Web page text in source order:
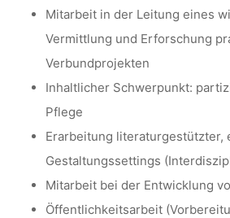
Mitarbeit in der Leitung eines
Vermittlung und Erforschung
Verbundprojekten
Inhaltlicher Schwerpunkt:
Pflege
Erarbeitung
Gestaltungssettings
Mitarbeit bei der Entwicklung
Öffentlichkeitsarbeit